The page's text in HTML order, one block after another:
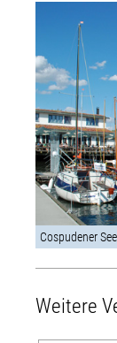
Cospudener
Weitere